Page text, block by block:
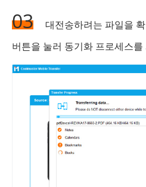
03 대전송하려는 파일을
버튼을 눌러 동기화 프로세스